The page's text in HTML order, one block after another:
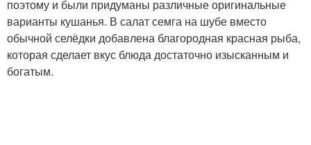
поэтому и были придуманы различные оригинальные
варианты кушанья. В салат семга на шубе вместо
обычной селёдки добавлена благородная красная рыба,
которая сделает вкус блюда достаточно изысканным и
богатым.